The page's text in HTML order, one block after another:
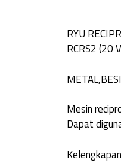
RYU
RCRS2 (20
Mesin
Dapat